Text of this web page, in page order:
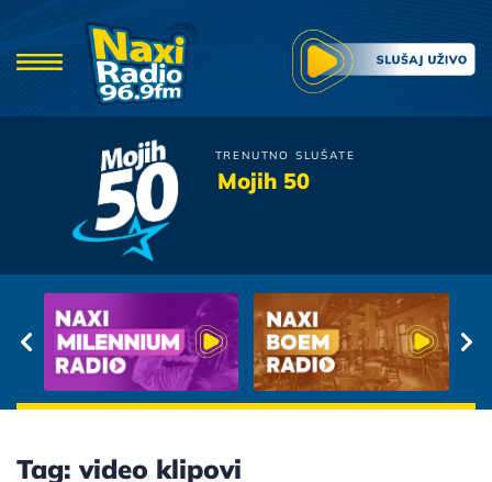
TRENUTNO SLUŠATE
Mojih 50Massimo I Nina
Tag: video klipovi